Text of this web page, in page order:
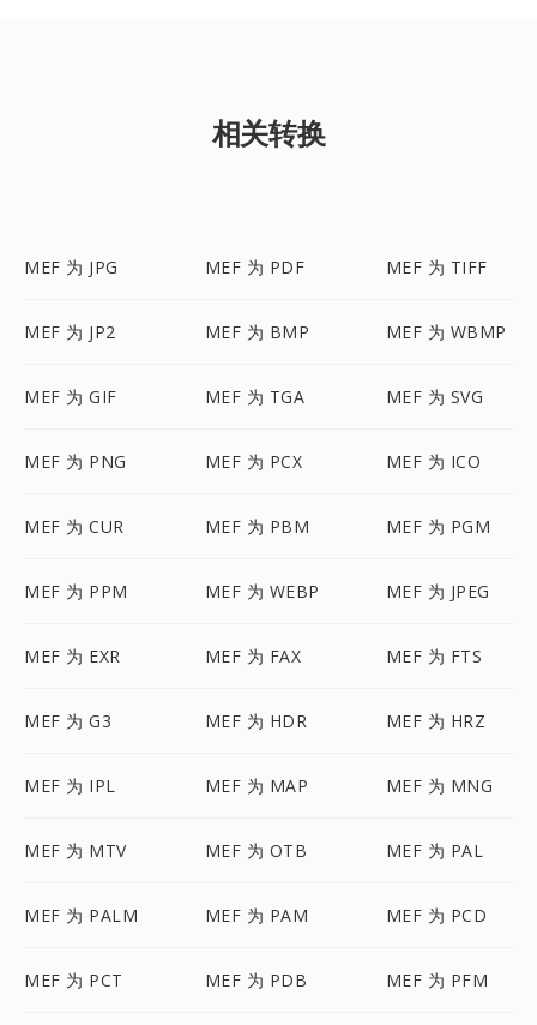
相关转换
MEF 为 JPG MEF 为 PDF MEF 为 TIFF
MEF 为 JP2 MEF 为 BMP MEF 为 WBMP
MEF 为 GIF MEF 为 TGA MEF 为 SVG
MEF 为 PNG MEF 为 PCX MEF 为 ICO
MEF 为 CUR MEF 为 PBM MEF 为 PGM
MEF 为 PPM MEF 为 WEBP MEF 为 JPEG
MEF 为 EXR MEF 为 FAX MEF 为 FTS
MEF 为 G3 MEF 为 HDR MEF 为 HRZ
MEF 为 IPL MEF 为 MAP MEF 为 MNG
MEF 为 MTV MEF 为 OTB MEF 为 PAL
MEF 为 PALM MEF 为 PAM MEF 为 PCD
MEF 为 PCT MEF 为 PDB MEF 为 PFM